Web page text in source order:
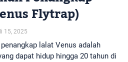
Flytrap)
15, 2025
lalat Venus adalah
dapat hidup hingga 20 tahun di